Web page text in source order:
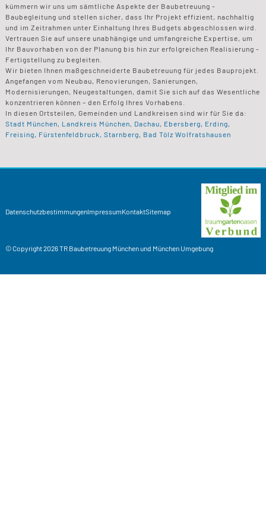
kümmern wir uns um sämtliche Aspekte der Baubetreuung -
Baubegleitung und stellen sicher, dass Ihr Projekt effizient, nachhaltig
und im Zeitrahmen unter Einhaltung Ihres Budgets abgeschlossen wird.
Vertrauen Sie auf unsere unabhängige und umfangreiche Expertise, um
Ihr Bauvorhaben von der Planung bis hin zur erfolgreichen Realisierung -
Fertigstellung zu begleiten.
Wir bieten Ihnen maßgeschneiderte Baubetreuung für jedes Bauprojekt.
Angefangen vom Neubau, Renovierungen, Sanierungen,
Modernisierungen, Neugestaltungen, damit Sie sich auf das Wesentliche
konzentrieren können – den Erfolg Ihres Vorhabens.
In diesen Ortsteilen, Gemeinden und Landkreisen sind wir für Sie da:
Stadt München, Landkreis München, Dachau, Ebersberg, Erding,
Freising, Fürstenfeldbruck, Starnberg, Bad Tölz Wolfratshausen
DatenschutzbestimmungenImpressumKontaktSitemap
© Copyright 2026TR BaubetreuungMünchen und München Umgebung